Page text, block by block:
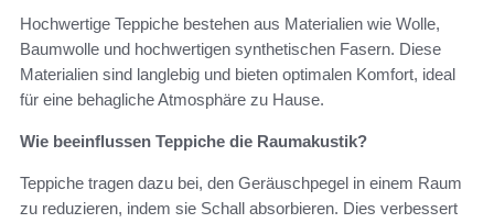
Hochwertige Teppiche bestehen aus Materialien wie Wolle,
Baumwolle und hochwertigen synthetischen Fasern. Diese
Materialien sind langlebig und bieten optimalen Komfort, ideal
für eine behagliche Atmosphäre zu Hause.
Wie beeinflussen Teppiche die Raumakustik?
Teppiche tragen dazu bei, den Geräuschpegel in einem Raum
zu reduzieren, indem sie Schall absorbieren. Dies verbessert